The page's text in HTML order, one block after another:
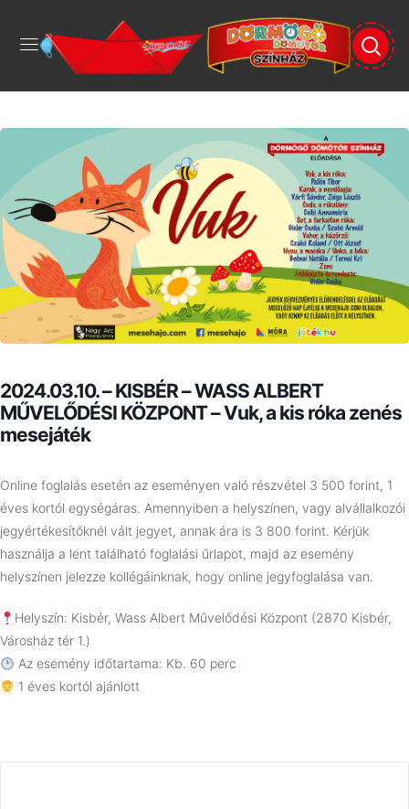
2024.03.10. – KISBÉR – WASS ALBERT
MŰVELŐDÉSI KÖZPONT – Vuk, a kis róka zenés
mesejáték
Online foglalás esetén az eseményen való részvétel 3 500 forint, 1
éves kortól egységáras. Amennyiben a helyszínen, vagy alvállalkozói
jegyértékesítőknél vált jegyet, annak ára is 3 800 forint. Kérjük
használja a lent található foglalási űrlapot, majd az esemény
helyszínen jelezze kollégáinknak, hogy online jegyfoglalása van.
Helyszín: Kisbér, Wass Albert Művelődési Központ (2870 Kisbér,
Városház tér 1.)
Az esemény időtartama: Kb. 60 perc
1 éves kortól ajánlott